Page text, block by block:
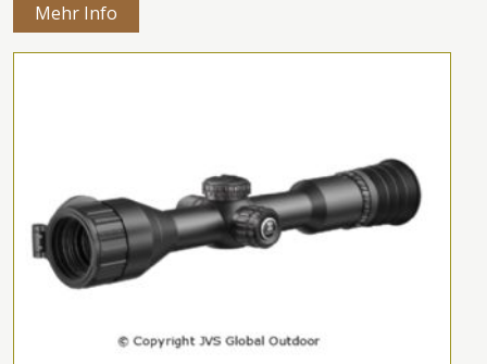
Mehr Info